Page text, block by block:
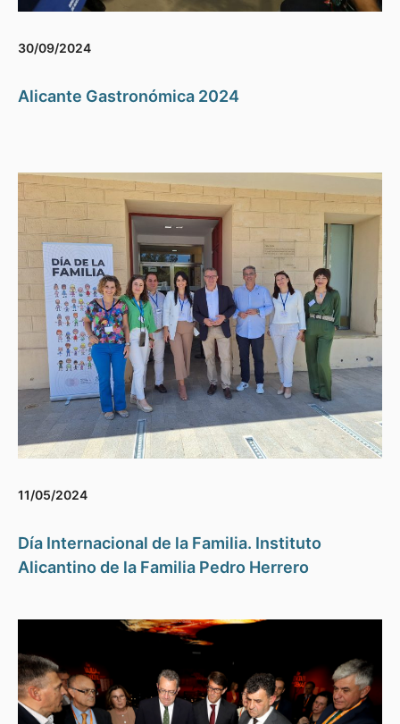
30/09/2024
Alicante Gastronómica 2024
11/05/2024
Día Internacional de la Familia. Instituto
Alicantino de la Familia Pedro Herrero